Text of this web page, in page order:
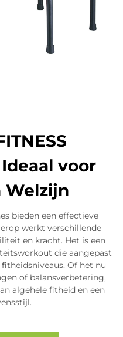
voor
Welzijn
bieden een effectieve
werkt verschillende
en kracht. Het is een
die aangepast
Of het nu
of balansverbetering,
algehele fitheid en een